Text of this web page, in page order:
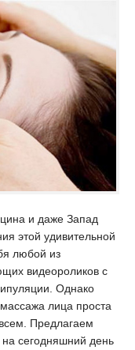
и даже Запад
этой удивительной
любой из
видеороликов с
Однако
лица проста
Предлагаем
сегодняшний день